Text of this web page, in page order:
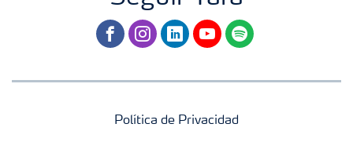
facebookinstagram
linkedinyoutubespotify
Política de Privacidad